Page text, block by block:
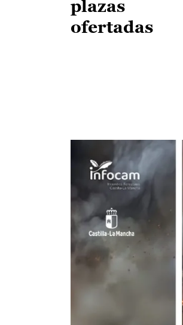
plazas
ofertadas